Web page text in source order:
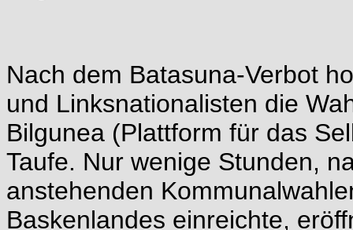
Nach dem Batasuna-Verbot
und Linksnationalisten die
Bilgunea (Plattform für das
Taufe. Nur wenige Stunden,
anstehenden
Baskenlandes einreichte,